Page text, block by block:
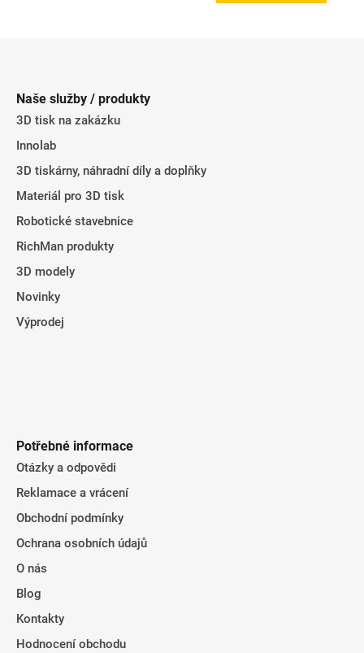
Naše služby / produkty
3D tisk na zakázku
Innolab
3D tiskárny, náhradní díly a doplňky
Materiál pro 3D tisk
Robotické stavebnice
RichMan produkty
3D modely
Novinky
Výprodej
Potřebné informace
Otázky a odpovědi
Reklamace a vrácení
Obchodní podmínky
Ochrana osobních údajů
O nás
Blog
Kontakty
Hodnocení obchodu